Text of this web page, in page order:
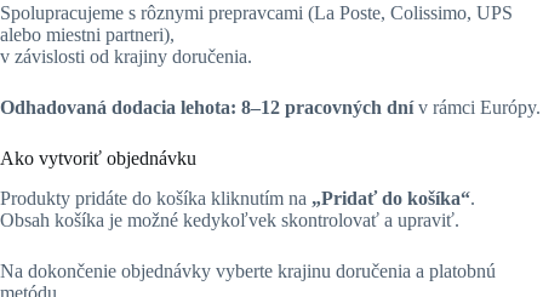
Spolupracujeme s rôznymi prepravcami (La Poste, Colissimo, UPS
alebo miestni partneri),
v závislosti od krajiny doručenia.
Odhadovaná dodacia lehota: 8–12 pracovných dnív rámci Európy.
Ako vytvoriť objednávku
Produkty pridáte do košíka kliknutím na „Pridať do košíka“.
Obsah košíka je možné kedykoľvek skontrolovať a upraviť.
Na dokončenie objednávky vyberte krajinu doručenia a platobnú
metódu